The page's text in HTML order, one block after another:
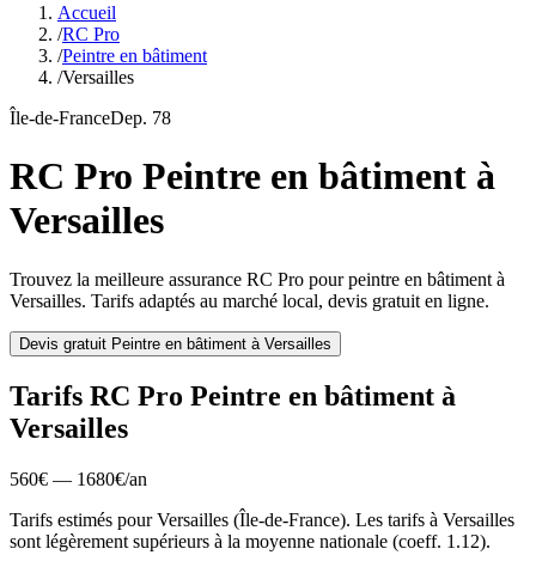
Accueil
/RC Pro
/Peintre en bâtiment
/Versailles
Île-de-FranceDep. 78
RC Pro Peintre en bâtiment à
Versailles
Trouvez la meilleure assurance RC Pro pourpeintre en bâtiment à
Versailles. Tarifs adaptés au marché local, devis gratuit en ligne.
Devis gratuit Peintre en bâtiment à Versailles
Tarifs RC Pro Peintre en bâtiment à
Versailles
560€ — 1680€/an
Tarifs estimés pourVersailles (Île-de-France). Les tarifs à Versailles
sont légèrement supérieurs à la moyenne nationale (coeff. 1.12).